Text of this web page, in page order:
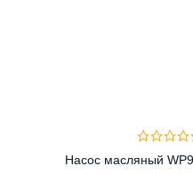
Насос масляный